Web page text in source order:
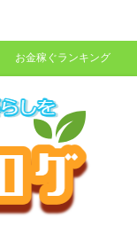
お金稼ぐランキング